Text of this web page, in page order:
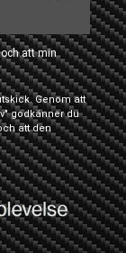
att min
Genom att
godkänner du
att den